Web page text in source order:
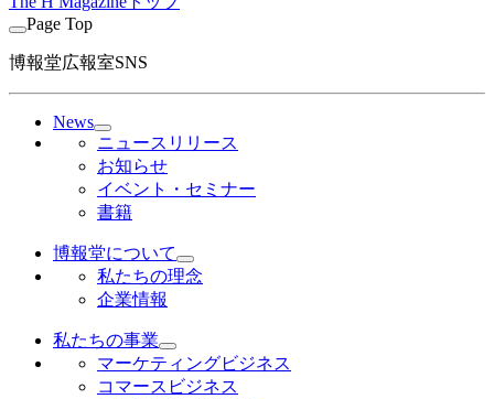
Page Top
博報堂広報室SNS
News
ニュースリリース
お知らせ
イベント・セミナー
書籍
博報堂について
私たちの理念
企業情報
私たちの事業
マーケティングビジネス
コマースビジネス